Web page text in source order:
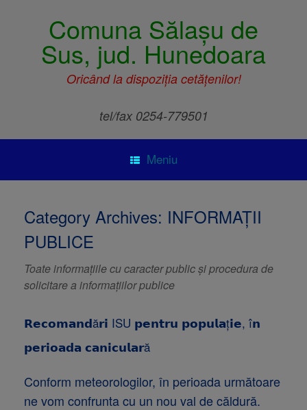
Comuna Sălașu de
Sus, jud. Hunedoara
Oricând la dispoziția cetățenilor!
tel/fax 0254-779501
Meniu
Category Archives: INFORMAȚII
PUBLICE
Toate informațiile cu caracter public și procedura de
solicitare a informațiilor publice
𝗥𝗲𝗰𝗼𝗺𝗮𝗻𝗱ă𝗿𝗶 ISU 𝗽𝗲𝗻𝘁𝗿𝘂 𝗽𝗼𝗽𝘂𝗹𝗮ț𝗶𝗲, î𝗻
𝗽𝗲𝗿𝗶𝗼𝗮𝗱𝗮 𝗰𝗮𝗻𝗶𝗰𝘂𝗹𝗮𝗿ă
Conform meteorologilor, în perioada următoare
ne vom confrunta cu un nou val de căldură.